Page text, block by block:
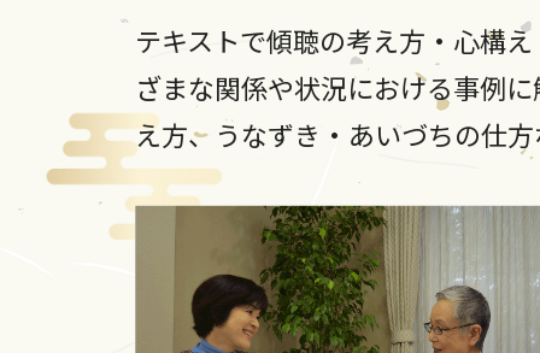
テキストで傾聴の考え方・心構
ざまな関係や状況における事例
え方、うなずき・あいづちの仕